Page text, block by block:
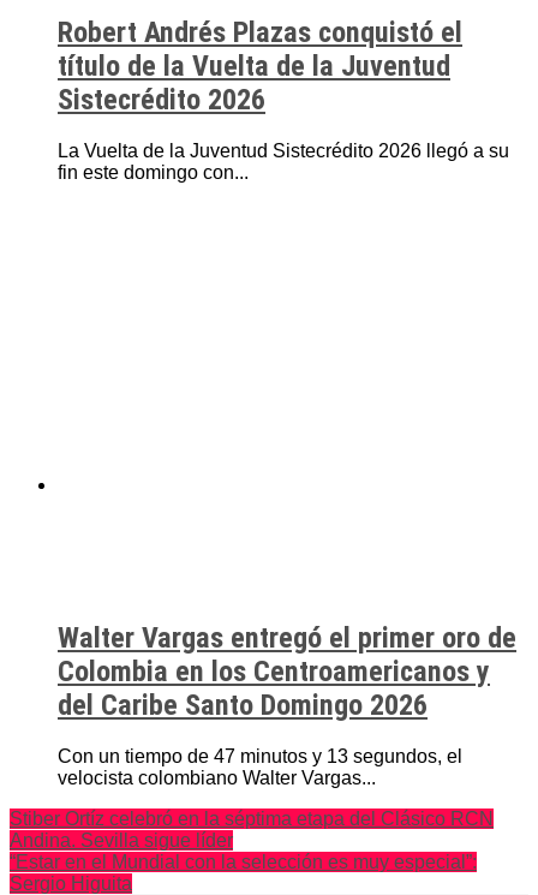
Robert Andrés Plazas conquistó el
título de la Vuelta de la Juventud
Sistecrédito 2026
La Vuelta de la Juventud Sistecrédito 2026 llegó a su
fin este domingo con...
Walter Vargas entregó el primer oro de
Colombia en los Centroamericanos y
del Caribe Santo Domingo 2026
Con un tiempo de 47 minutos y 13 segundos, el
velocista colombiano Walter Vargas...
Stiber Ortíz celebró en la séptima etapa del Clásico RCN
Andina. Sevilla sigue líder
“Estar en el Mundial con la selección es muy especial”:
Sergio Higuita